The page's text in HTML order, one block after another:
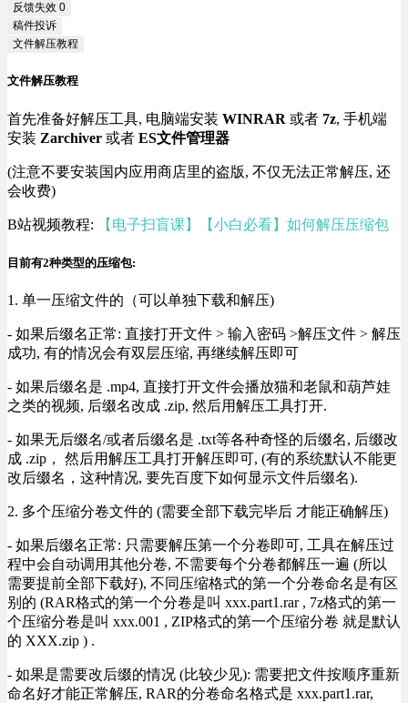
反馈失效 0
稿件投诉
文件解压教程
文件解压教程
首先准备好解压工具, 电脑端安装 WINRAR 或者 7z, 手机端
安装 Zarchiver 或者 ES文件管理器
(注意不要安装国内应用商店里的盗版, 不仅无法正常解压, 还
会收费)
B站视频教程: 【电子扫盲课】【小白必看】如何解压压缩包
目前有2种类型的压缩包:
1. 单一压缩文件的（可以单独下载和解压)
- 如果后缀名正常: 直接打开文件 > 输入密码 >解压文件 > 解压
成功, 有的情况会有双层压缩, 再继续解压即可
- 如果后缀名是 .mp4, 直接打开文件会播放猫和老鼠和葫芦娃
之类的视频, 后缀名改成 .zip, 然后用解压工具打开.
- 如果无后缀名/或者后缀名是 .txt等各种奇怪的后缀名, 后缀改
成 .zip， 然后用解压工具打开解压即可, (有的系统默认不能更
改后缀名，这种情况, 要先百度下如何显示文件后缀名).
2. 多个压缩分卷文件的 (需要全部下载完毕后 才能正确解压)
- 如果后缀名正常: 只需要解压第一个分卷即可, 工具在解压过
程中会自动调用其他分卷, 不需要每个分卷都解压一遍 (所以
需要提前全部下载好), 不同压缩格式的第一个分卷命名是有区
别的 (RAR格式的第一个分卷是叫 xxx.part1.rar , 7z格式的第一
个压缩分卷是叫 xxx.001 , ZIP格式的第一个压缩分卷 就是默认
的 XXX.zip ) .
- 如果是需要改后缀的情况 (比较少见): 需要把文件按顺序重新
命名好才能正常解压, RAR的分卷命名格式是 xxx.part1.rar,